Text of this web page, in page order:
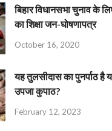
बिहार विधानसभा चुनाव के
का शिक्षा जन-घोषणापत्र
October 16, 2020
यह तुलसीदास का पुनर्पाठ है
उपजा कुपाठ?
February 12, 2023